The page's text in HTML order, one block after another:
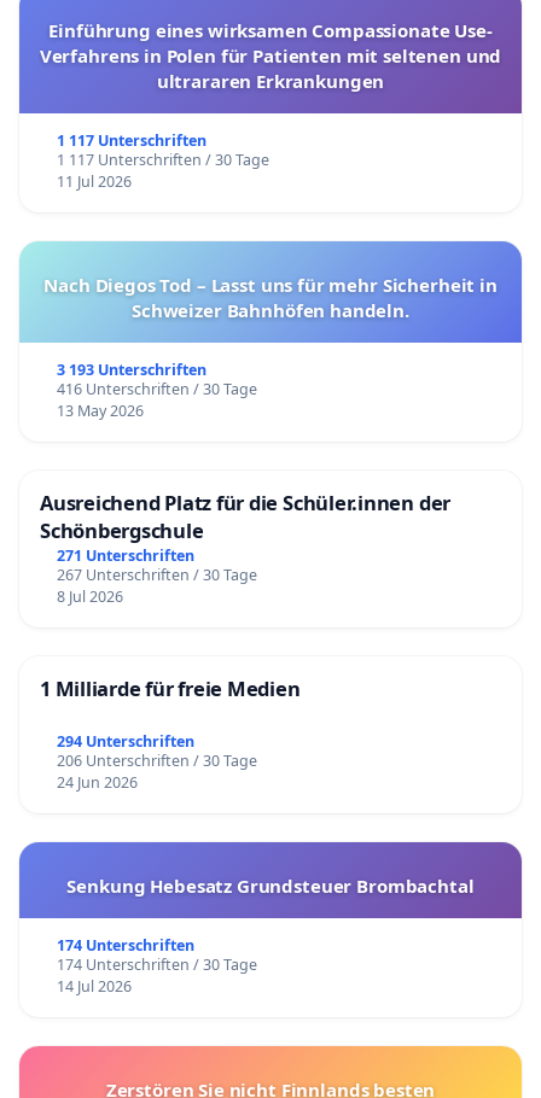
Einführung eines wirksamen Compassionate Use-
Verfahrens in Polen für Patienten mit seltenen und
ultrararen Erkrankungen
1 117 Unterschriften
1 117 Unterschriften / 30 Tage
11 Jul 2026
Nach Diegos Tod – Lasst uns für mehr Sicherheit in
Schweizer Bahnhöfen handeln.
3 193 Unterschriften
416 Unterschriften / 30 Tage
13 May 2026
Ausreichend Platz für die Schüler.innen der
Schönbergschule
271 Unterschriften
267 Unterschriften / 30 Tage
8 Jul 2026
1 Milliarde für freie Medien
294 Unterschriften
206 Unterschriften / 30 Tage
24 Jun 2026
Senkung Hebesatz Grundsteuer Brombachtal
174 Unterschriften
174 Unterschriften / 30 Tage
14 Jul 2026
Zerstören Sie nicht Finnlands besten